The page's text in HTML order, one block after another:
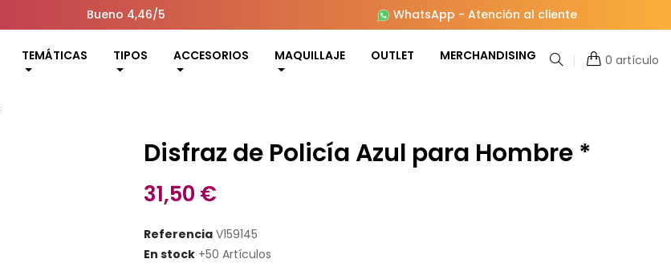
Bueno 4,46/5 WhatsApp - Atención al cliente
TEMÁTICAS TIPOS ACCESORIOS MAQUILLAJE OUTLET MERCHANDISING 0 artículo
Disfraz de Policía Azul para Hombre *
31,50 €
Referencia V159145
En stock +50 Artículos